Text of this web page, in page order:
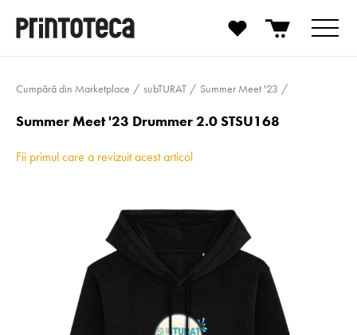
Cumpără din Marketplace subTURAT Summer Meet '23
Summer Meet '23 Drummer 2.0 STSU168
Fii primul care a revizuit acest articol